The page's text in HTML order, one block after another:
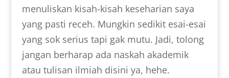
menuliskan kisah-kisah keseharian saya
yang pasti receh. Mungkin sedikit esai-esai
yang sok serius tapi gak mutu. Jadi, tolong
jangan berharap ada naskah akademik
atau tulisan ilmiah disini ya, hehe.